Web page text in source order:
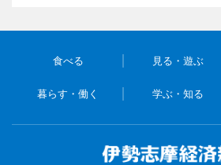
食べる 見る・遊ぶ
暮らす・働く 学ぶ・知る